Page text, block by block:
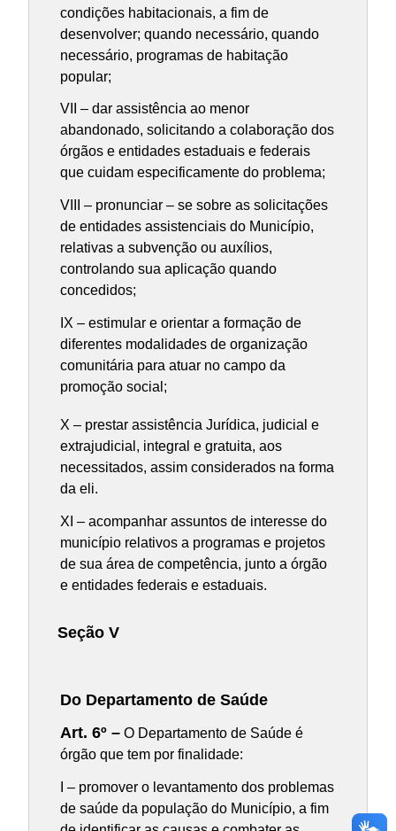
condições habitacionais, a fim de
desenvolver; quando necessário, quando
necessário, programas de habitação
popular;
VII – dar assistência ao menor
abandonado, solicitando a colaboração dos
órgãos e entidades estaduais e federais
que cuidam especificamente do problema;
VIII – pronunciar – se sobre as solicitações
de entidades assistenciais do Município,
relativas a subvenção ou auxílios,
controlando sua aplicação quando
concedidos;
IX – estimular e orientar a formação de
diferentes modalidades de organização
comunitária para atuar no campo da
promoção social;
X – prestar assistência Jurídica, judicial e
extrajudicial, integral e gratuita, aos
necessitados, assim considerados na forma
da eli.
XI – acompanhar assuntos de interesse do
município relativos a programas e projetos
de sua área de competência, junto a órgão
e entidades federais e estaduais.
Seção V
Do Departamento de Saúde
Art. 6º – O Departamento de Saúde é
órgão que tem por finalidade:
I – promover o levantamento dos problemas
de saúde da população do Município, a fim